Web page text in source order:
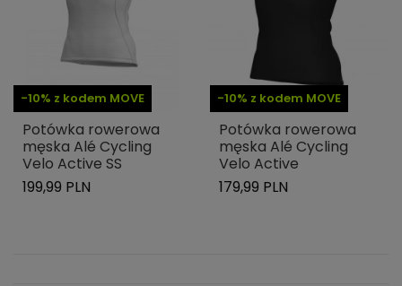
-10% z kodem MOVE
Potówka rowerowa
męska Alé Cycling
Velo Active SS
199,99 PLN
-10% z kodem MOVE
Potówka rowerowa
męska Alé Cycling
Velo Active
179,99 PLN